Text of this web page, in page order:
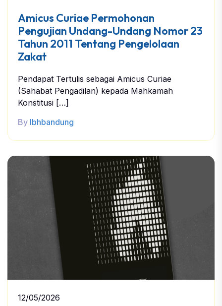
Amicus Curiae Permohonan
Pengujian Undang-Undang Nomor 23
Tahun 2011 Tentang Pengelolaan
Zakat
Pendapat Tertulis sebagai Amicus Curiae
(Sahabat Pengadilan) kepada Mahkamah
Konstitusi […]
By lbhbandung
12/05/2026